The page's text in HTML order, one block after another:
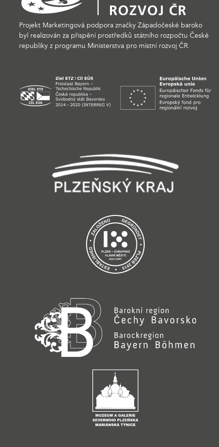
Projekt Marketingová podpora značky Západočeské baroko
byl realizován za přispění prostředků státního rozpočtu České
republiky z programu Ministerstva pro místní rozvoj ČR.